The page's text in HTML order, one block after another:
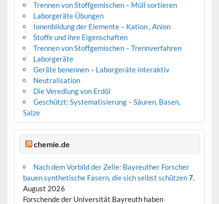
Trennen von Stoffgemischen – Müll sortieren
Laborgeräte Übungen
Ionenbildung der Elemente – Kation , Anion
Stoffe und ihre Eigenschaften
Trennen von Stoffgemischen – Trennverfahren
Laborgeräte
Geräte benennen – Laborgeräte interaktiv
Neutralisation
Die Veredlung von Erdöl
Geschützt: Systematisierung – Säuren, Basen,
Salze
chemie.de
Nach dem Vorbild der Zelle: Bayreuther Forscher
bauen synthetische Fasern, die sich selbst schützen7.
August 2026
Forschende der Universität Bayreuth haben